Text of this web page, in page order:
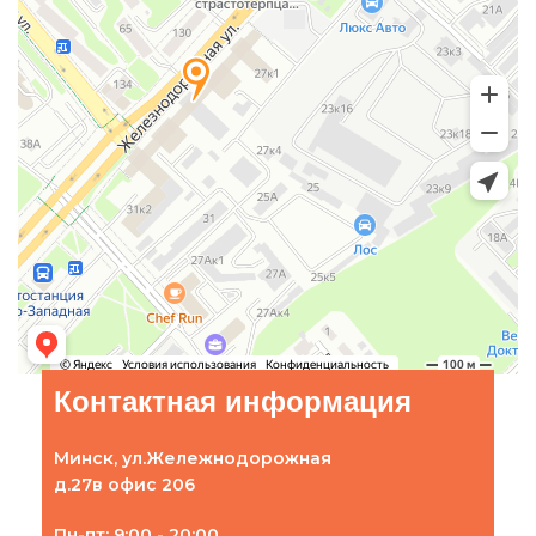
Контактная информация
Минск, ул.Жележнодорожная
д.27в офис 206